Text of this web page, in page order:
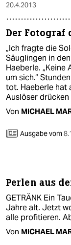
20.4.2013
Der Fotograf
„Ich fragte die
Säuglingen in
Haeberle.
um sich.“
tot. Haeberle hat
Auslöser
Von MICHAEL
Ausgabe vom
Perlen aus
GETRÄNK Ein
Jahre alt. Jetzt
alle profitieren.
Von MICHAEL